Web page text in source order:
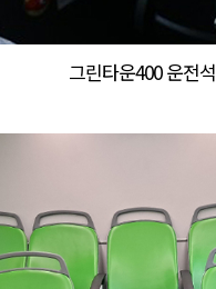
그린타운400 운전석